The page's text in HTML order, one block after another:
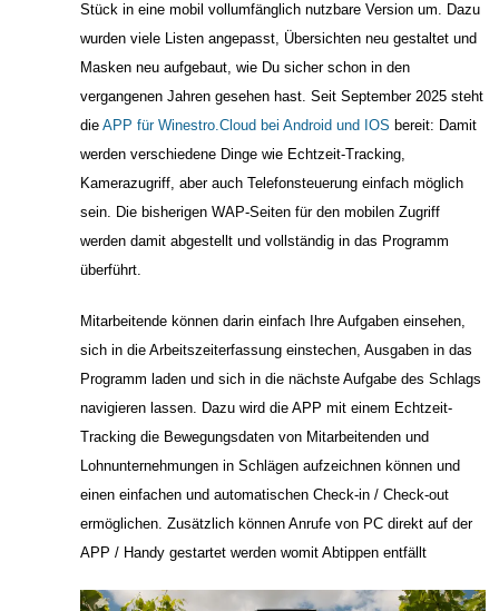
Stück in eine mobil vollumfänglich nutzbare Version um. Dazu
wurden viele Listen angepasst, Übersichten neu gestaltet und
Masken neu aufgebaut, wie Du sicher schon in den
vergangenen Jahren gesehen hast. Seit September 2025 steht
die APP für Winestro.Cloud bei Android und IOS bereit: Damit
werden verschiedene Dinge wie Echtzeit-Tracking,
Kamerazugriff, aber auch Telefonsteuerung einfach möglich
sein. Die bisherigen WAP-Seiten für den mobilen Zugriff
werden damit abgestellt und vollständig in das Programm
überführt.
Mitarbeitende können darin einfach Ihre Aufgaben einsehen,
sich in die Arbeitszeiterfassung einstechen, Ausgaben in das
Programm laden und sich in die nächste Aufgabe des Schlags
navigieren lassen. Dazu wird die APP mit einem Echtzeit-
Tracking die Bewegungsdaten von Mitarbeitenden und
Lohnunternehmungen in Schlägen aufzeichnen können und
einen einfachen und automatischen Check-in / Check-out
ermöglichen. Zusätzlich können Anrufe von PC direkt auf der
APP / Handy gestartet werden womit Abtippen entfällt